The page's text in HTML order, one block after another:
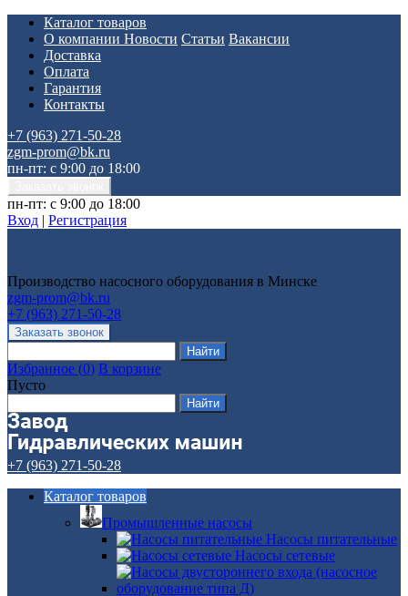
Каталог товаров
О компании Новости Статьи Вакансии
Доставка
Оплата
Гарантия
Контакты
+7 (963) 271-50-28
zgm-prom@bk.ru
пн-пт: с 9:00 до 18:00
пн-пт: с 9:00 до 18:00
Вход | Регистрация
Производство насосного оборудования в Минске
zgm-prom@bk.ru
+7 (963) 271-50-28
Избранное (0) В корзине
Пусто
+7 (963) 271-50-28
Каталог товаров
Промышленные насосы
Насосы питательные
Насосы сетевые